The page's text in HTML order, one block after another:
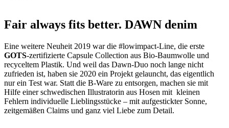
Fair always fits better. DAWN denim
Eine weitere Neuheit 2019 war die #lowimpact-Line, die erste
GOTS-zertifizierte Capsule Collection aus Bio-Baumwolle und
recyceltem Plastik. Und weil das Dawn-Duo noch lange nicht
zufrieden ist, haben sie 2020 ein Projekt gelauncht, das eigentlich
nur ein Test war. Statt die B-Ware zu entsorgen, machen sie mit
Hilfe einer schwedischen Illustratorin aus Hosen mit kleinen
Fehlern individuelle Lieblingsstücke – mit aufgestickter Sonne,
zeitgemäßen Claims und ganz viel Liebe zum Detail.